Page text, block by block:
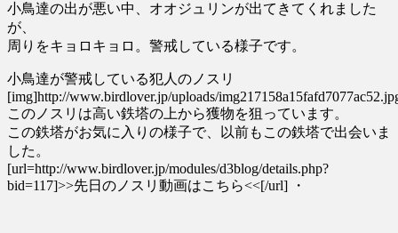
小鳥達の出が悪い中、オオジュリンが出てきてくれました
が、
周りをキョロキョロ。警戒している様子です。
小鳥達が警戒している犯人のノスリ
[img]http://www.birdlover.jp/uploads/
このノスリは高い鉄塔の上から獲物を狙っています。
この鉄塔がお気に入りの様子で、以前もこの鉄塔で出会いま
した。
[url=http://www.birdlover.jp/modules/d3blog/details.php?
bid=117]>>先日のノスリ動画はこちら<<[/url] ・